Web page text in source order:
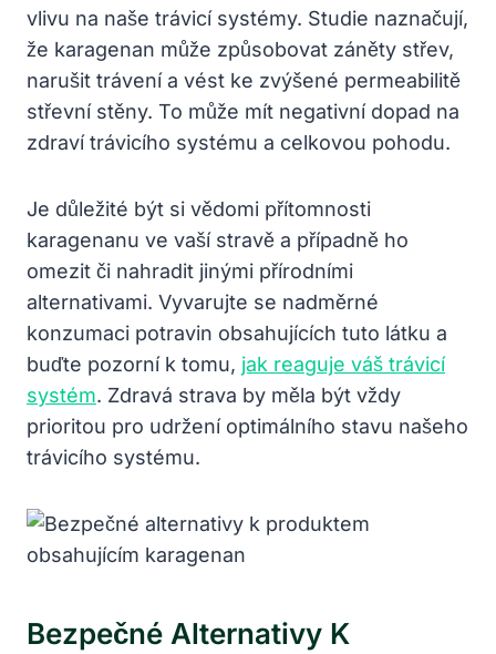
vlivu na naše trávicí systémy. Studie naznačují,
že karagenan může způsobovat záněty střev,
narušit trávení a vést ke zvýšené permeabilitě
střevní stěny. To může mít negativní dopad na
zdraví trávicího systému a celkovou pohodu.
Je důležité být si vědomi přítomnosti
karagenanu ve vaší stravě a případně ho
omezit či nahradit jinými přírodními
alternativami. Vyvarujte se nadměrné
konzumaci potravin obsahujících tuto látku a
buďte pozorní k tomu, jak reaguje váš trávicí
systém. Zdravá strava by měla být vždy
prioritou pro udržení optimálního stavu našeho
trávicího systému.
Bezpečné Alternativy K